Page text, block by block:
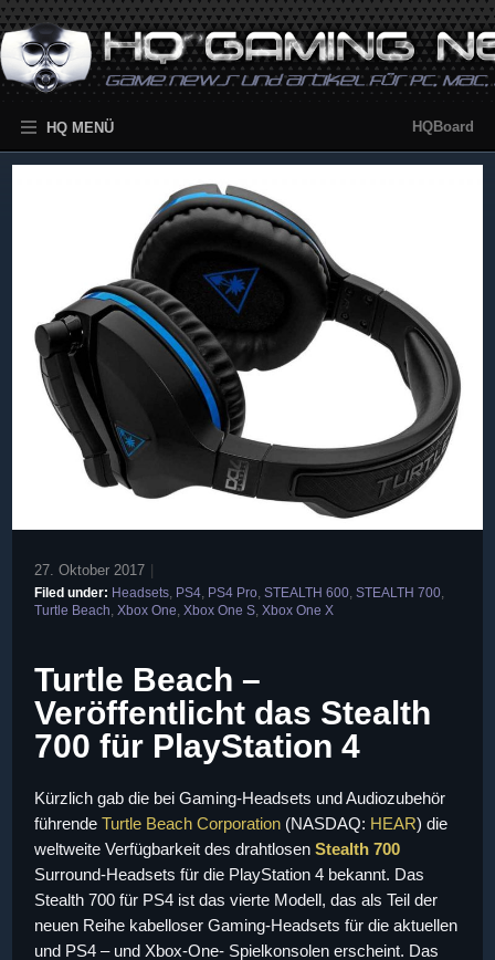
HQ MENÜ HQBoard
27. Oktober 2017 |
Filed under: Headsets PS4 PS4 Pro STEALTH 600 STEALTH 700
Turtle Beach Xbox One Xbox One S Xbox One X
Turtle Beach –
Veröffentlicht das Stealth
700 für PlayStation 4
Kürzlich gab die bei Gaming-Headsets und Audiozubehör
führende Turtle Beach Corporation (NASDAQ: HEAR) die
weltweite Verfügbarkeit des drahtlosen Stealth 700
Surround-Headsets für die PlayStation 4 bekannt. Das
Stealth 700 für PS4 ist das vierte Modell, das als Teil der
neuen Reihe kabelloser Gaming-Headsets für die aktuellen
und PS4 – und Xbox-One- Spielkonsolen erscheint. Das